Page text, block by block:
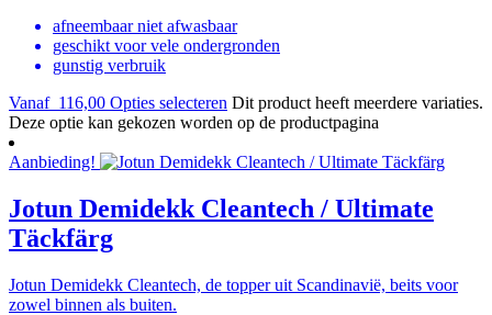
afneembaar niet afwasbaar
geschikt voor vele ondergronden
gunstig verbruik
Vanaf 116,00 Opties selecteren Dit product heeft meerdere variaties.
Deze optie kan gekozen worden op de productpagina
Aanbieding!
Jotun Demidekk Cleantech / Ultimate
Täckfärg
Jotun Demidekk Cleantech, de topper uit Scandinavië, beits voor
zowel binnen als buiten.